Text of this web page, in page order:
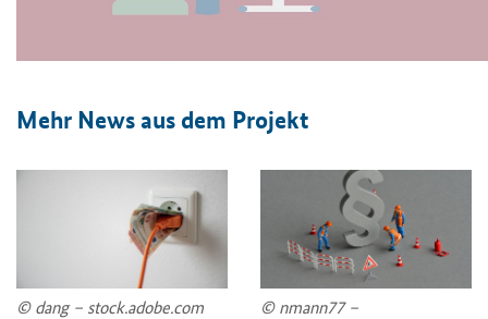
Mehr News aus dem Projekt
© dang – stock.adobe.com
© nmann77 –